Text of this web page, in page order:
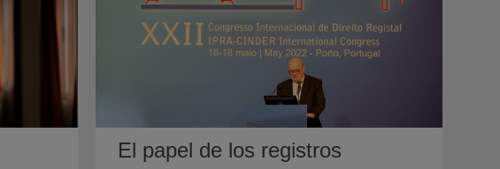
El papel de los registros